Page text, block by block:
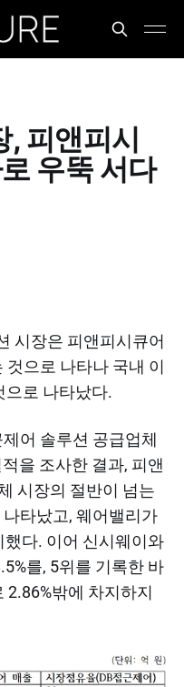
, 피앤피시
우뚝 서다
시장은 피앤피시큐어
것으로 나타나 국내 이
으로 나타났다.
어 솔루션 공급업체
을 조사한 결과, 피앤
시장의 절반이 넘는
타났고, 웨어밸리가
다. 이어 신시웨이와
를, 5위를 기록한 바
밖에 차지하지